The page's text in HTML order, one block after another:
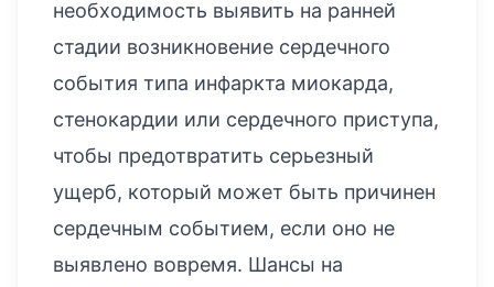
необходимость выявить на ранней
стадии возникновение сердечного
события типа инфаркта миокарда,
стенокардии или сердечного приступа,
чтобы предотвратить серьезный
ущерб, который может быть причинен
сердечным событием, если оно не
выявлено вовремя. Шансы на